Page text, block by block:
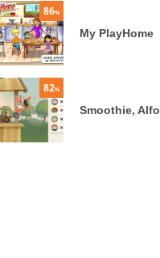
86%
My PlayHome
82%
Smoothie,